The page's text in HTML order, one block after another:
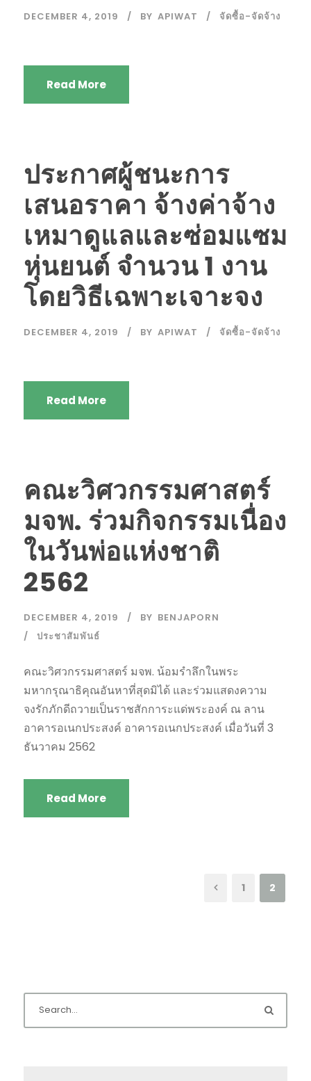
DECEMBER 4, 2019 BY APIWAT จัดซื้อ-จัดจ้าง
Read More
ประกาศผู้ชนะการ
เสนอราคา จ้างค่าจ้าง
เหมาดูแลและซ่อมแซม
หุ่นยนต์ จำนวน 1 งาน
โดยวิธีเฉพาะเจาะจง
DECEMBER 4, 2019 BY APIWAT จัดซื้อ-จัดจ้าง
Read More
คณะวิศวกรรมศาสตร์
มจพ. ร่วมกิจกรรมเนื่อง
ในวันพ่อแห่งชาติ
2562
DECEMBER 4, 2019 BY BENJAPORN
ประชาสัมพันธ์
คณะวิศวกรรมศาสตร์ มจพ. น้อมรำลึกในพระ
มหากรุณาธิคุณอันหาที่สุดมิได้ และร่วมแสดงความ
จงรักภักดีถวายเป็นราชสักการะแด่พระองค์ ณ ลาน
อาคารอเนกประสงค์ อาคารอเนกประสงค์ เมื่อวันที่ 3
ธันวาคม 2562
Read More
1 2